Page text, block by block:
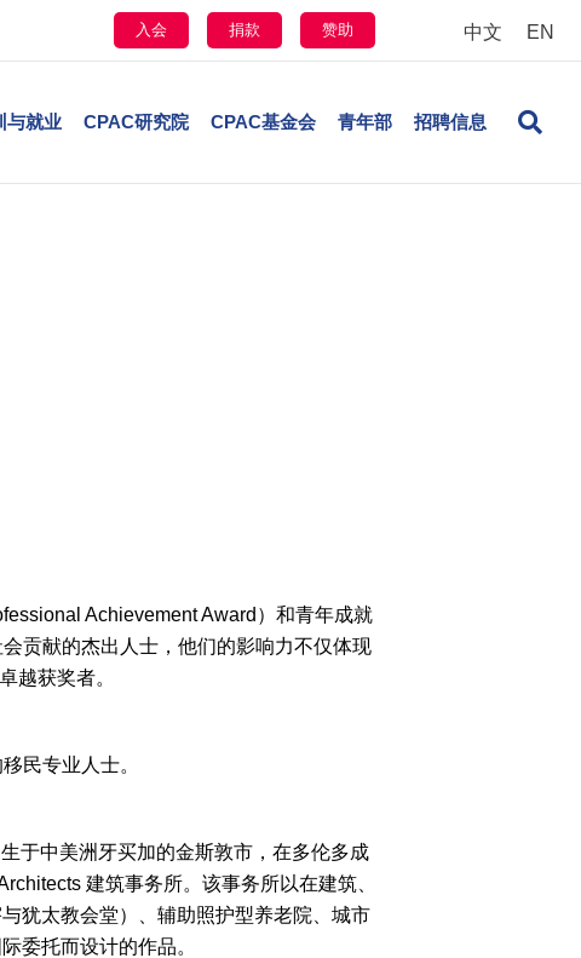
入会 捐款 赞助 中文 EN
与就业 CPAC研究院 CPAC基金会 青年部 招聘信息
Achievement Award）和青年成就
贡献的杰出人士，他们的影响力不仅体现
越获奖者。
民专业人士。
于中美洲牙买加的金斯敦市，在多伦多成
建筑事务所。该事务所以在建筑、
犹太教会堂）、辅助照护型养老院、城市
委托而设计的作品。